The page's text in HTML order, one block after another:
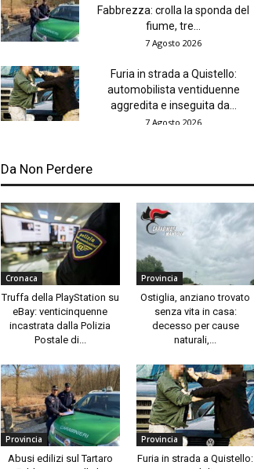
Fabbrezza: crolla la sponda del
fiume, tre...
7 Agosto 2026
Furia in strada a Quistello:
automobilista ventiduenne
aggredita e inseguita da...
7 Agosto 2026
Da Non Perdere
Cronaca
Truffa della PlayStation su
eBay: venticinquenne
incastrata dalla Polizia
Postale di...
Provincia
Ostiglia, anziano trovato
senza vita in casa:
decesso per cause
naturali,...
Provincia
Abusi edilizi sul Tartaro
Provincia
Furia in strada a Quistello: